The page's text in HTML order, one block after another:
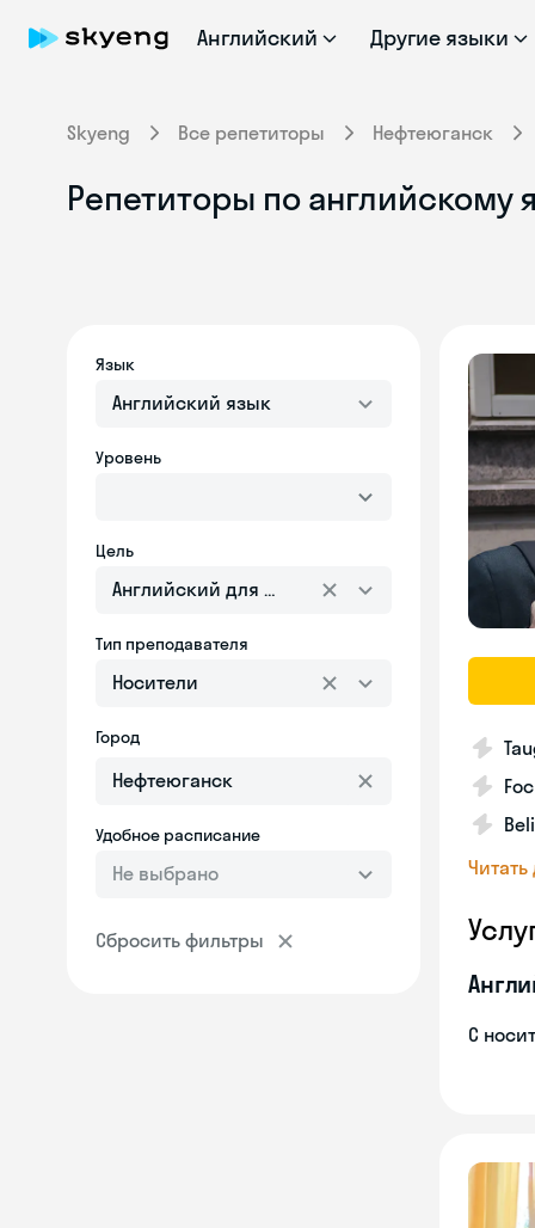
Английский Другие языки
Skyeng Все репетиторы Нефтеюганск
Репетиторы по английскому
Язык
Английский язык
Уровень
Цель
Английский для взрослых
Тип преподавателя
Носители
Город
Удобное расписание
Не выбрано
Сбросить фильтры
С